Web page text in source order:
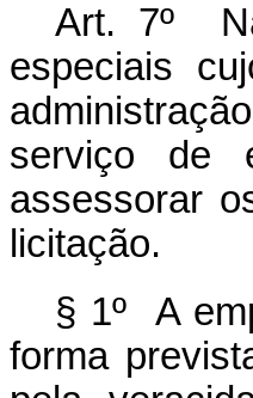
Art. 7º
especiais
serviço de
assessorar
licitação.
§ 1º A
forma